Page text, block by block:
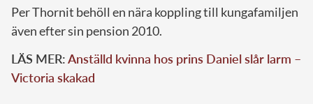
Per Thornit behöll en nära koppling till kungafamiljen
även efter sin pension 2010.
LÄS MER:Anställd kvinna hos prins Daniel slår larm –
Victoria skakad